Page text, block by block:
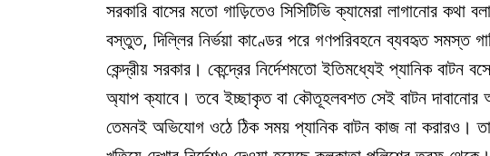
সরকারি বাসের মতো গাড়িতেও সিসিটিভি ক্যামেরা লাগানোর কথা
বস্তুত, দিল্লির নির্ভয়া কাণ্ডের পরে গণপরিবহনে ব্যবহৃত সমস্ত
কেন্দ্রীয় সরকার। কেন্দ্রের নির্দেশমতো ইতিমধ্যেই প্যানিক বাটন
অ্যাপ ক্যাবে। তবে ইচ্ছাকৃত বা কৌতূহলবশত সেই বাটন দাবানোর
তেমনই অভিযোগ ওঠে ঠিক সময় প্যানিক বাটন কাজ না করারও।